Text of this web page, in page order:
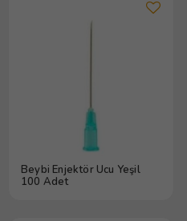
Beybi Enjektör Ucu Yeşil
100 Adet